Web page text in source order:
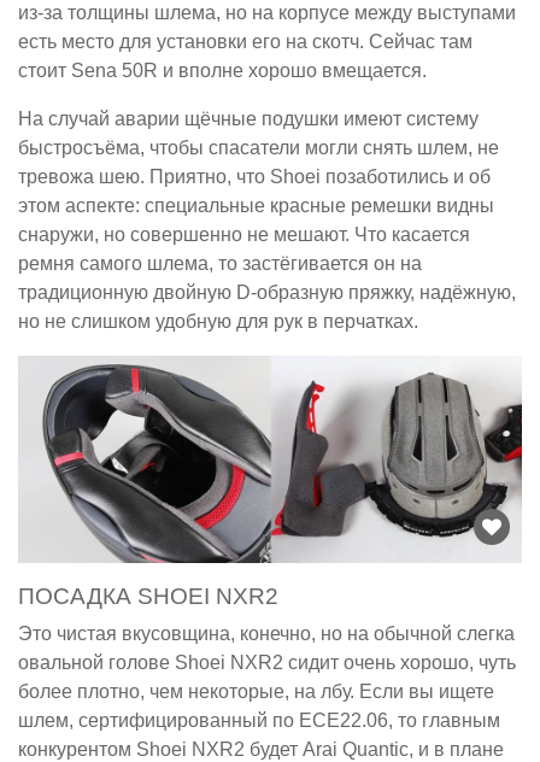
из-за толщины шлема, но на корпусе между выступами
есть место для установки его на скотч. Сейчас там
стоит Sena 50R и вполне хорошо вмещается.
На случай аварии щёчные подушки имеют систему
быстросъёма, чтобы спасатели могли снять шлем, не
тревожа шею. Приятно, что Shoei позаботились и об
этом аспекте: специальные красные ремешки видны
снаружи, но совершенно не мешают. Что касается
ремня самого шлема, то застёгивается он на
традиционную двойную D-образную пряжку, надёжную,
но не слишком удобную для рук в перчатках.
ПОСАДКА SHOEI NXR2
Это чистая вкусовщина, конечно, но на обычной слегка
овальной голове Shoei NXR2 сидит очень хорошо, чуть
более плотно, чем некоторые, на лбу. Если вы ищете
шлем, сертифицированный по ECE22.06, то главным
конкурентом Shoei NXR2 будет Arai Quantic, и в плане